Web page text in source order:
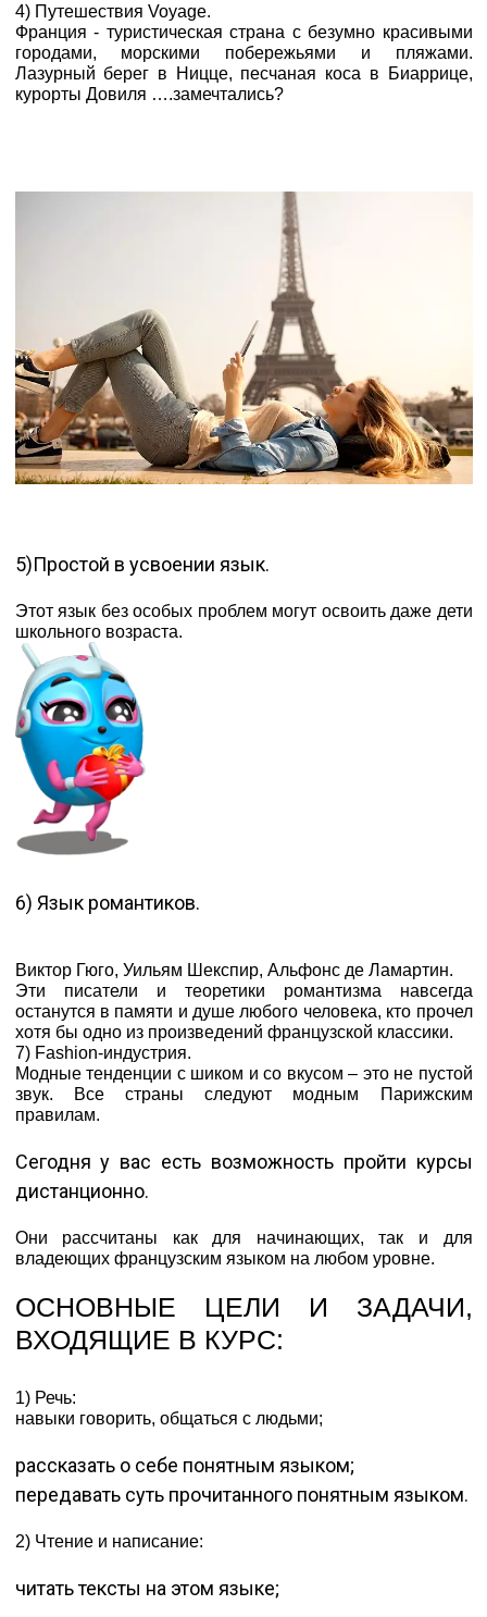
4) Путешествия Voyage.
Франция - туристическая страна с безумно красивыми
городами, морскими побережьями и пляжами.
Лазурный берег в Ницце, песчаная коса в Биаррице,
курорты Довиля ….замечтались?
5)Простой в усвоении язык.
Этот язык без особых проблем могут освоить даже дети
школьного возраста.
6) Язык романтиков.
Виктор Гюго, Уильям Шекспир, Альфонс де Ламартин.
Эти писатели и теоретики романтизма навсегда
останутся в памяти и душе любого человека, кто прочел
хотя бы одно из произведений французской классики.
7) Fashion-индустрия.
Модные тенденции с шиком и со вкусом – это не пустой
звук. Все страны следуют модным Парижским
правилам.
Сегодня у вас есть возможность пройти курсы
дистанционно.
Они рассчитаны как для начинающих, так и для
владеющих французским языком на любом уровне.
ОСНОВНЫЕ ЦЕЛИ И ЗАДАЧИ,
ВХОДЯЩИЕ В КУРС:
1) Речь:
навыки говорить, общаться с людьми;
рассказать о себе понятным языком;
передавать суть прочитанного понятным языком.
2) Чтение и написание:
читать тексты на этом языке;